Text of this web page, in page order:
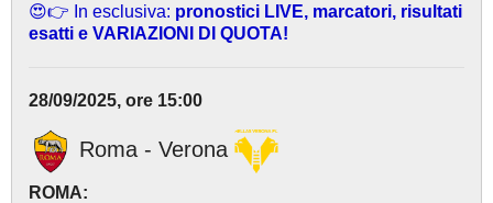
😍👉 In esclusiva: pronostici LIVE, marcatori, risultati
esatti e VARIAZIONI DI QUOTA!
28/09/2025, ore 15:00
Roma - Verona
ROMA: